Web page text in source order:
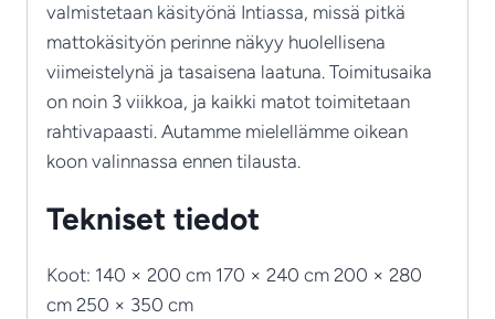
valmistetaan käsityönä Intiassa, missä pitkä
mattokäsityön perinne näkyy huolellisena
viimeistelynä ja tasaisena laatuna. Toimitusaika
on noin 3 viikkoa, ja kaikki matot toimitetaan
rahtivapaasti. Autamme mielellämme oikean
koon valinnassa ennen tilausta.
Tekniset tiedot
Koot: 140 × 200 cm 170 × 240 cm 200 × 280
cm 250 × 350 cm